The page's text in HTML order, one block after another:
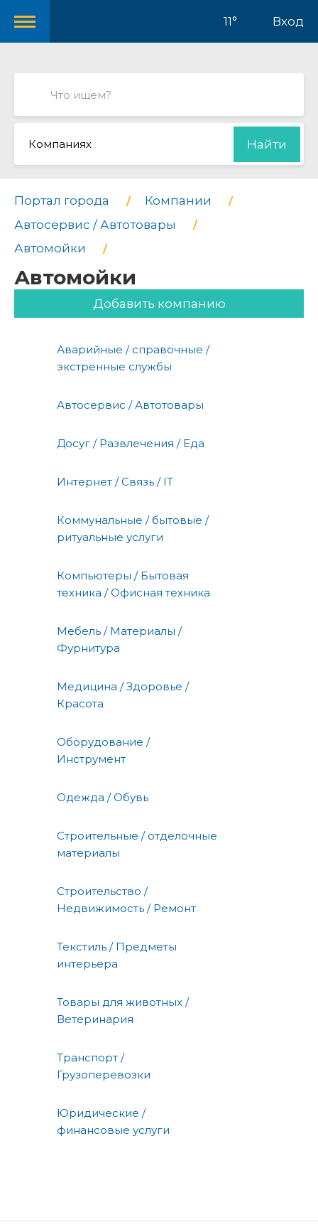
11° Вход
Компаниях Найти
Портал города
Компании
Автосервис / Автотовары
Автомойки
Автомойки
Добавить компанию
Аварийные / справочные /
экстренные службы
Автосервис / Автотовары
Досуг / Развлечения / Еда
Интернет / Связь / IT
Коммунальные / бытовые /
ритуальные услуги
Компьютеры / Бытовая
техника / Офисная техника
Мебель / Материалы /
Фурнитура
Медицина / Здоровье /
Красота
Оборудование /
Инструмент
Одежда / Обувь
Строительные / отделочные
материалы
Строительство /
Недвижимость / Ремонт
Текстиль / Предметы
интерьера
Товары для животных /
Ветеринария
Транспорт /
Грузоперевозки
Юридические /
финансовые услуги